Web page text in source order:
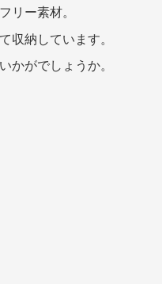
リー素材。
収納しています。
かがでしょうか。